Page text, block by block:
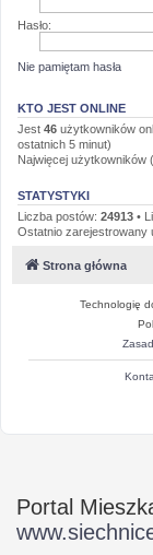
Hasło:
Nie pamiętam hasła
KTO JEST ONLINE
Jest 46 użytkowników
ostatnich 5 minut)
Najwięcej użytkowników (
STATYSTYKI
Liczba postów: 24913 •
Ostatnio zarejestrowany
Strona główna
Technologię
Portal